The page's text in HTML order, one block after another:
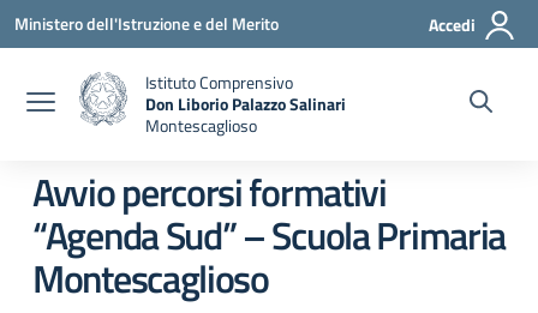
Vai ai contenuti
Vai al menu di navigazione
Vai al footer
Ministero dell'Istruzione e del Merito Accedi
Istituto Comprensivo
Don Liborio Palazzo Salinari
Montescaglioso
Avvio percorsi formativi
“Agenda Sud” – Scuola Primaria
Montescaglioso